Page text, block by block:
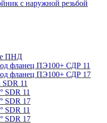
с наружной резьбой
ПНД
фланец ПЭ100+ СДР 11
фланец ПЭ100+ СДР 17
SDR 11
SDR 11
SDR 17
SDR 11
SDR 17